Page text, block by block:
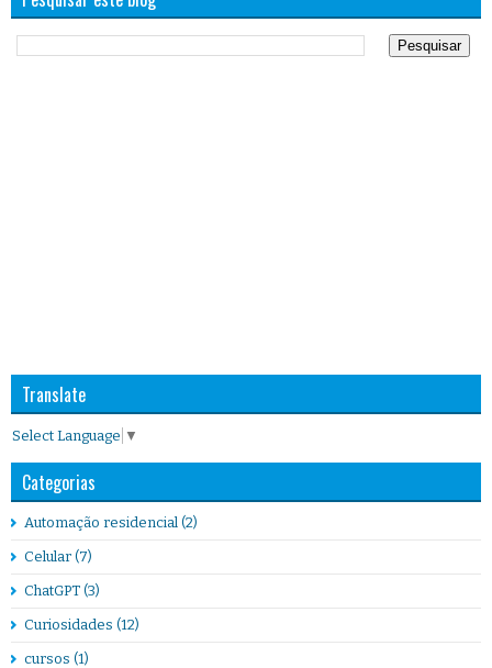
Translate
Select Language ▼
Categorias
Automação residencial (2)
Celular (7)
ChatGPT (3)
Curiosidades (12)
cursos (1)